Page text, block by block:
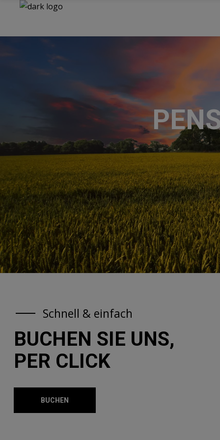
Schnell & einfach
BUCHEN SIE UNS,
PER CLICK
BUCHEN